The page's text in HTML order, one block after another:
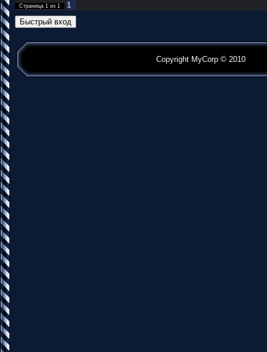
Страница 1 из 1 1
Copyright MyCorp © 2010